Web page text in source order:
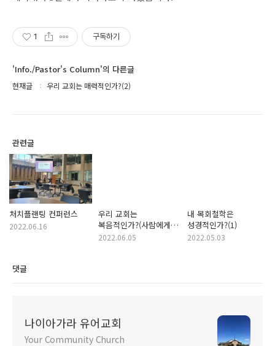
1 구독하기
'Info./Pastor's Column'의 다른글
현재글 우리 교회는 매력적인가?(2)
관련글
처치플랜팅 컨퍼런스
2022.06.16
우리 교회는
복음적인가?(사람에게
덜 매력적인 교회)
2022.06.05
내 목회철학은
성경적인가?(1)
2022.05.03
댓글
나이아가라 유어교회
Your Community Church